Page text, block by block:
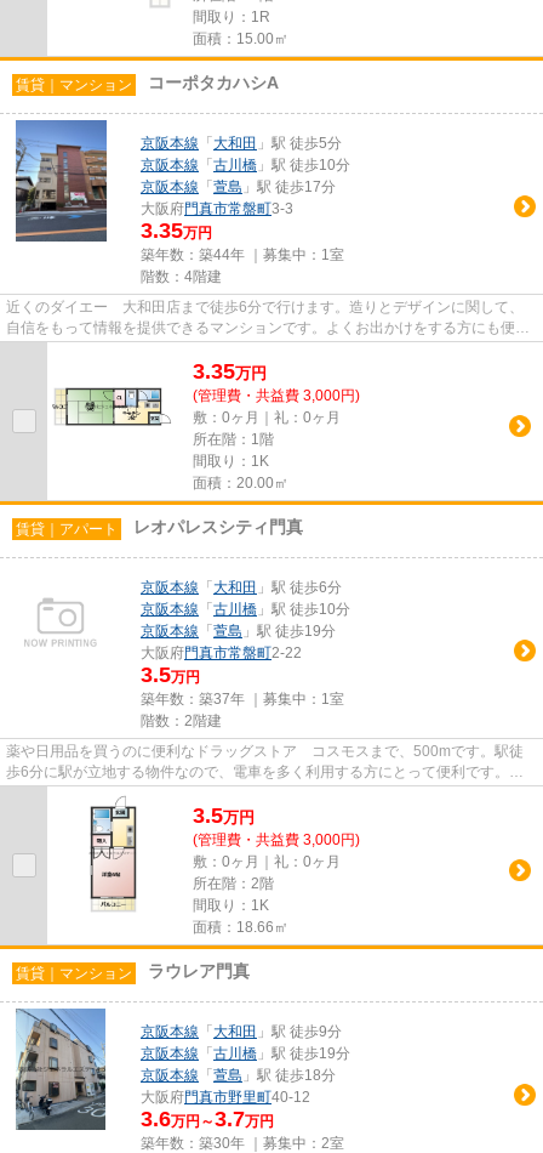
間取り：1R
面積：15.00㎡
賃貸｜マンション コーポタカハシA
京阪本線 「 大和田 」駅 徒歩5分
京阪本線 「 古川橋 」駅 徒歩10分
京阪本線 「 萱島 」駅 徒歩17分
大阪府門真市常盤町3-3
3.35万円
築年数：築44年 ｜募集中： 1室
階数：4階建
近くのダイエー 大和田店まで徒歩6分で行けます。造りとデザインに関して、
自信をもって情報を提供できるマンションです。よくお出かけをする方にも便利
3.35万円
(管理費・共益費 3,000円)
敷：0ヶ月｜礼：0ヶ月
所在階：1階
間取り：1K
面積：20.00㎡
賃貸｜アパート レオパレスシティ門真
京阪本線 「 大和田 」駅 徒歩6分
京阪本線 「 古川橋 」駅 徒歩10分
京阪本線 「 萱島 」駅 徒歩19分
大阪府門真市常盤町2-22
3.5万円
築年数：築37年 ｜募集中： 1室
階数：2階建
薬や日用品を買うのに便利なドラッグストア コスモスまで、500mです。駅徒
歩6分に駅が立地する物件なので、電車を多く利用する方にとって便利です。お
使いいただける駅は2駅あり、行...
3.5万円
(管理費・共益費 3,000円)
敷：0ヶ月｜礼：0ヶ月
所在階：2階
間取り：1K
面積：18.66㎡
賃貸｜マンション ラウレア門真
京阪本線 「 大和田 」駅 徒歩9分
京阪本線 「 古川橋 」駅 徒歩19分
京阪本線 「 萱島 」駅 徒歩18分
大阪府門真市野里町40-12
3.6万円～3.7万円
築年数：築30年 ｜募集中： 2室